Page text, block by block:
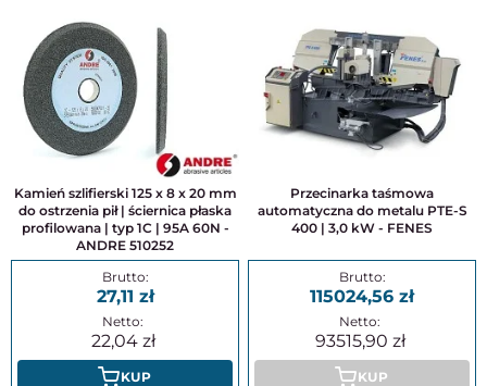
Kamień szlifierski 125 x 8 x 20 mm
do ostrzenia pił | ściernica płaska
profilowana | typ 1C | 95A 60N -
ANDRE 510252
27,11
22,04
KUP
Przecinarka taśmowa
automatyczna do metalu PTE-S
400 | 3,0 kW - FENES
115024,56
93515,90
KUP